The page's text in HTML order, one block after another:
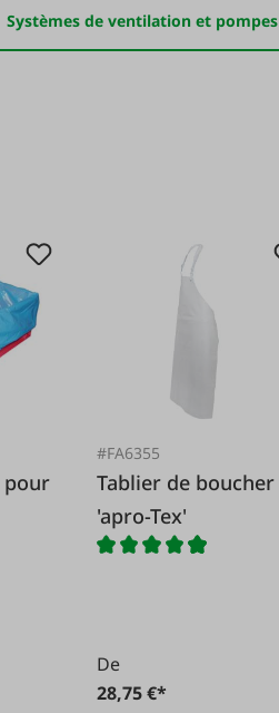
Systèmes de ventilation et pompes
pour
#FA6355
Tablier de boucher
'apro-Tex'
De
28,75 €*